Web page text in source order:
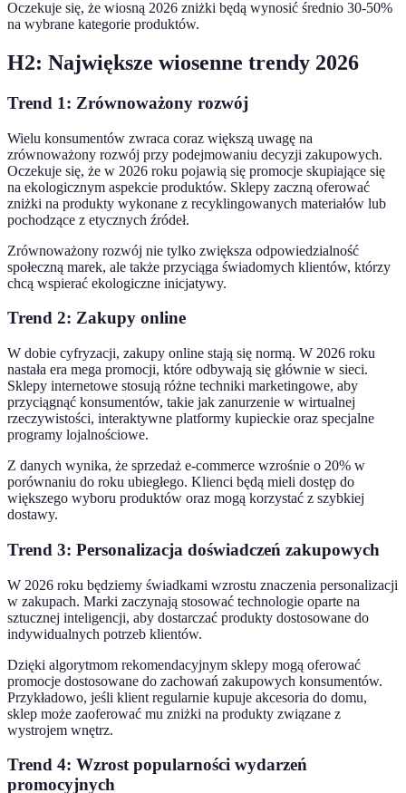
Oczekuje się, że wiosną 2026 zniżki będą wynosić średnio 30-50%
na wybrane kategorie produktów.
H2: Największe wiosenne trendy 2026
Trend 1: Zrównoważony rozwój
Wielu konsumentów zwraca coraz większą uwagę na
zrównoważony rozwój przy podejmowaniu decyzji zakupowych.
Oczekuje się, że w 2026 roku pojawią się promocje skupiające się
na ekologicznym aspekcie produktów. Sklepy zaczną oferować
zniżki na produkty wykonane z recyklingowanych materiałów lub
pochodzące z etycznych źródeł.
Zrównoważony rozwój nie tylko zwiększa odpowiedzialność
społeczną marek, ale także przyciąga świadomych klientów, którzy
chcą wspierać ekologiczne inicjatywy.
Trend 2: Zakupy online
W dobie cyfryzacji, zakupy online stają się normą. W 2026 roku
nastała era mega promocji, które odbywają się głównie w sieci.
Sklepy internetowe stosują różne techniki marketingowe, aby
przyciągnąć konsumentów, takie jak zanurzenie w wirtualnej
rzeczywistości, interaktywne platformy kupieckie oraz specjalne
programy lojalnościowe.
Z danych wynika, że sprzedaż e-commerce wzrośnie o 20% w
porównaniu do roku ubiegłego. Klienci będą mieli dostęp do
większego wyboru produktów oraz mogą korzystać z szybkiej
dostawy.
Trend 3: Personalizacja doświadczeń zakupowych
W 2026 roku będziemy świadkami wzrostu znaczenia personalizacji
w zakupach. Marki zaczynają stosować technologie oparte na
sztucznej inteligencji, aby dostarczać produkty dostosowane do
indywidualnych potrzeb klientów.
Dzięki algorytmom rekomendacyjnym sklepy mogą oferować
promocje dostosowane do zachowań zakupowych konsumentów.
Przykładowo, jeśli klient regularnie kupuje akcesoria do domu,
sklep może zaoferować mu zniżki na produkty związane z
wystrojem wnętrz.
Trend 4: Wzrost popularności wydarzeń
promocyjnych